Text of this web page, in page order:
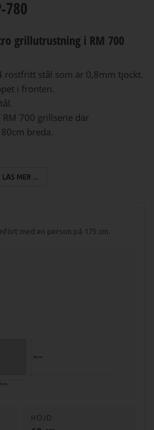
780
grillutrustning i RM 700
rostfritt stål som är 0,8mm tjockt.
i fronten.
RM 700 grillserie där
breda.
LÄS MER ...
med en person på 175 cm.
60 cm
80 cm
HÖJD